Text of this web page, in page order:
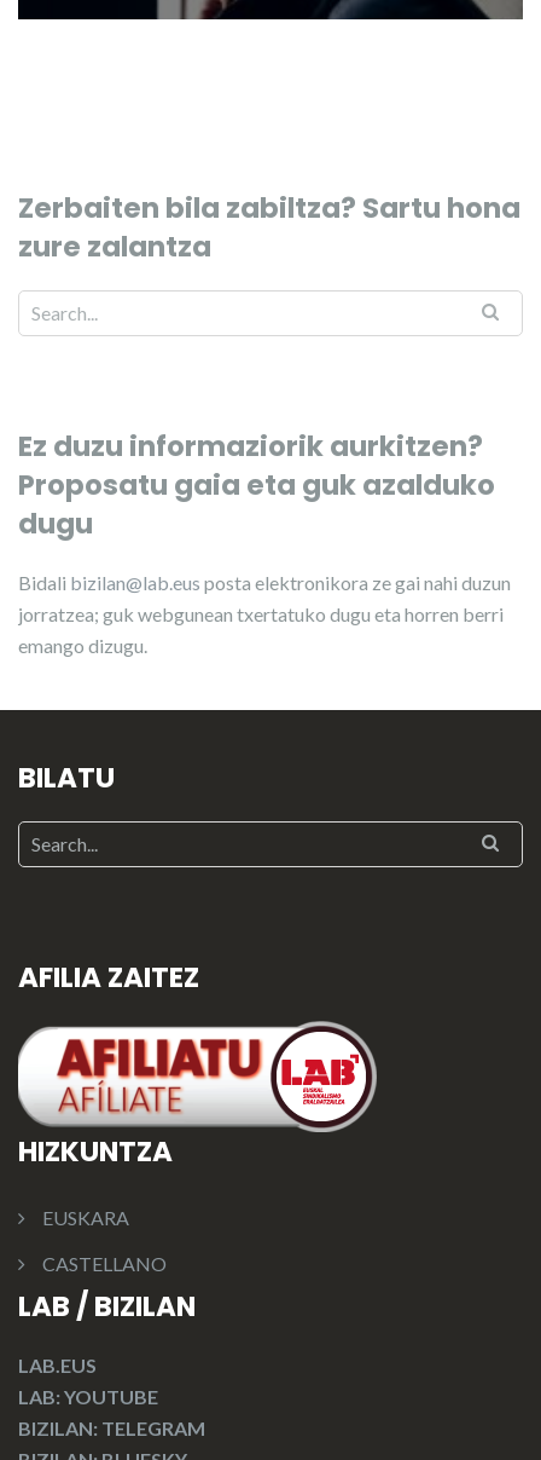
Zerbaiten bila zabiltza? Sartu hona
zure zalantza
Ez duzu informaziorik aurkitzen?
Proposatu gaia eta guk azalduko
dugu
Bidali bizilan@lab.eus posta elektronikora ze gai nahi duzun
jorratzea; guk webgunean txertatuko dugu eta horren berri
emango dizugu.
BILATU
AFILIA ZAITEZ
HIZKUNTZA
EUSKARA
CASTELLANO
LAB / BIZILAN
LAB.EUS
LAB: YOUTUBE
BIZILAN: TELEGRAM